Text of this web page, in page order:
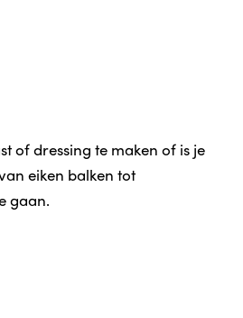
of dressing te maken of is je
eiken balken tot
gaan.